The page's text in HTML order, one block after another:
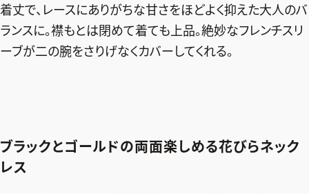
着丈で、レースにありがちな甘さをほどよく抑えた大人のバ
ランスに。襟もとは閉めて着ても上品。絶妙なフレンチスリ
ーブが二の腕をさりげなくカバーしてくれる。
ブラックとゴールドの両面楽しめる花びらネック
レス